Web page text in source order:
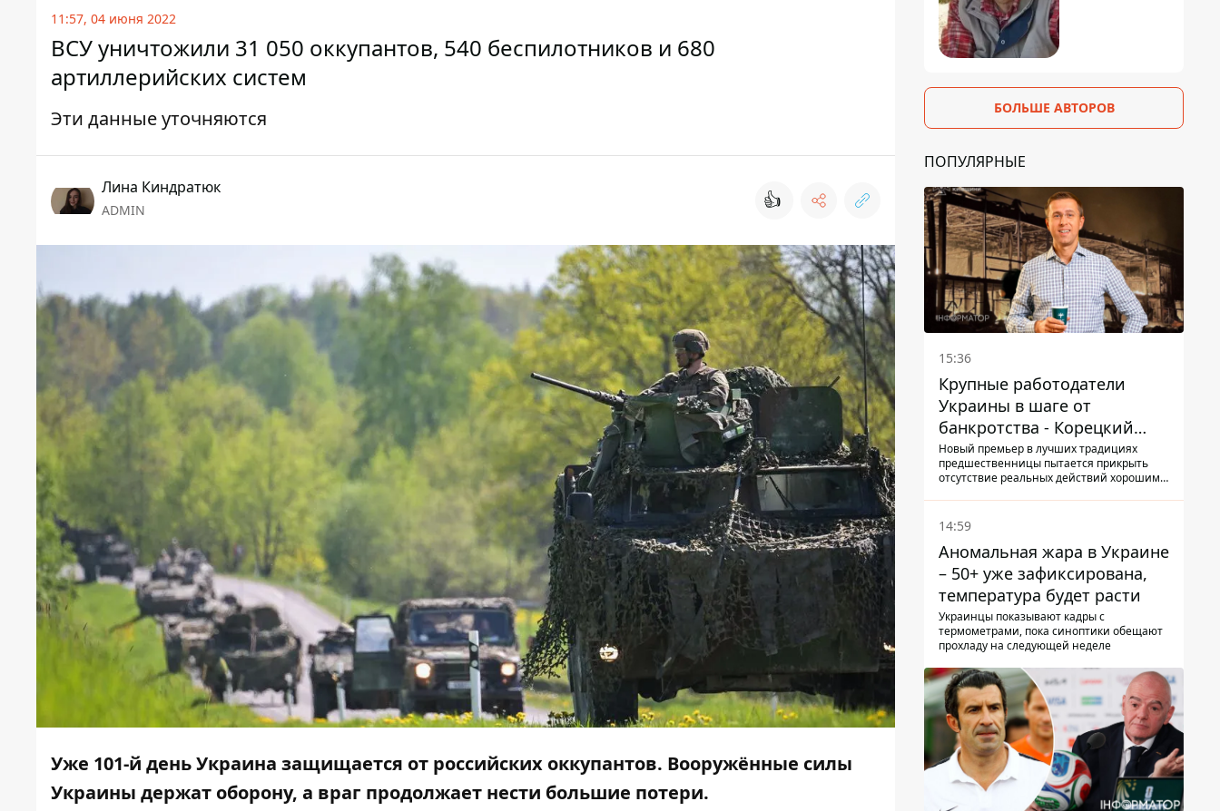
11:57, 04 июня 2022
ВСУ уничтожили 31 050 оккупантов, 540 беспилотников и 680
артиллерийских систем
Эти данные уточняются
Лина Киндратюк
ADMIN 👍
Уже 101-й день Украина защищается от российских оккупантов. Вооружённые силы
Украины держат оборону, а враг продолжает нести большие потери.
БОЛЬШЕ АВТОРОВ
ПОПУЛЯРНЫЕ
15:36
Крупные работодатели
Украины в шаге от
банкротства - Корецкий
обещает им… новые склады
Новый премьер в лучших традициях
предшественницы пытается прикрыть
отсутствие реальных действий хорошими
14:59
Аномальная жара в Украине
– 50+ уже зафиксирована,
температура будет расти
Украинцы показывают кадры с
термометрами, пока синоптики обещают
прохладу на следующей неделе